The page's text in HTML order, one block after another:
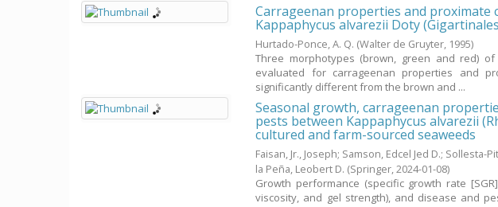
Carrageenan properties and
Kappaphycus alvarezii Doty
Hurtado-Ponce, A. Q. (Walter de Gruyter, 1995)
Three morphotypes (brown, green and red)
evaluated for carrageenan properties and
significantly different from the brown and ...
Seasonal growth, carrageenan
pests between Kappaphycus alvarezii
cultured and farm-sourced seaweeds
Faisan, Jr., Joseph; Samson, Edcel Jed D.; Sollesta-
la Peña, Leobert D. (Springer, 2024-01-08)
Growth performance (specific growth rate
viscosity, and gel strength), and disease and